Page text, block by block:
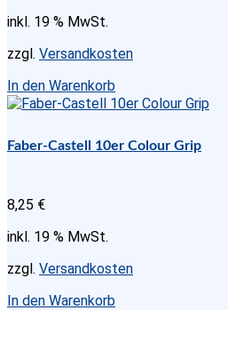
inkl. 19 % MwSt.
zzgl. Versandkosten
In den Warenkorb
Faber-Castell 10er Colour Grip
8,25 €
inkl. 19 % MwSt.
zzgl. Versandkosten
In den Warenkorb